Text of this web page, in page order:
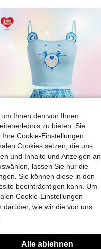
Care Bears
Ihnen den von Ihnen
zu bieten. Sie
Cookie-Einstellungen
Cookies setzen, die uns
und Inhalte und Anzeigen an
lassen Sie nur die
Sie können diese in den
beeinträchtigen kann. Um
Cookie-Einstellungen
darüber, wie wir die von uns
Alle ablehnen